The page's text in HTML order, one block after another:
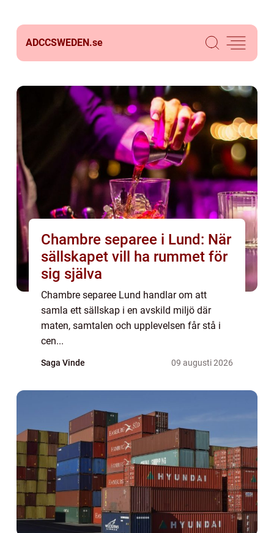
ADCCSWEDEN.se
Chambre separee i Lund: När
sällskapet vill ha rummet för
sig själva
Chambre separee Lund handlar om att
samla ett sällskap i en avskild miljö där
maten, samtalen och upplevelsen får stå i
cen...
Saga Vinde 09 augusti 2026